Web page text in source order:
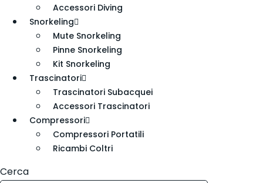
Accessori Diving
Snorkeling
Mute Snorkeling
Pinne Snorkeling
Kit Snorkeling
Trascinatori
Trascinatori Subacquei
Accessori Trascinatori
Compressori
Compressori Portatili
Ricambi Coltri
Cerca